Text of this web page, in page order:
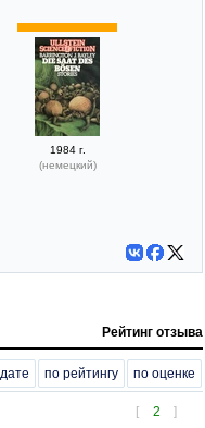
1984 г.
(немецкий)
Рейтинг отзыва
по рейтингу по оценке
[ 2 ]